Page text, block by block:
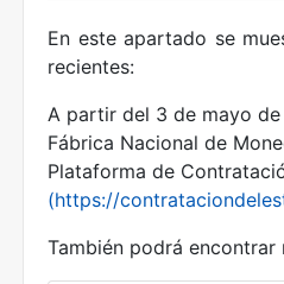
Mostrar/Ocultar
Mostrar/Ocultar
En este apartado se
recientes:
A partir del 3 de mayo
Fábrica Nacional de
Plataforma de
(https://
También podrá